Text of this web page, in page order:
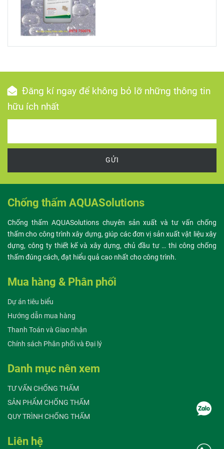
Đăng kí ngay để không bỏ lỡ những thông tin
hữu ích nhất
GỬI
Chống thấm AQUASolutions
Chống thấm AQUASolutions chuyên sản xuất và tư vấn chống
thấm cho công trình xây dựng, giúp các đơn vị sản xuất vật liệu xây
dựng, công ty thiết kế và xây dựng, chủ đầu tư … thi công chống
thấm đúng cách, đạt hiểu quả cao nhất cho công trình.
Mua hàng & Phân phối
Dự án tiêu biểu
Hướng dẫn mua hàng
Thanh Toán và Giao nhận
Chính sách Phân phối và Đại lý
Danh mục nên xem
TƯ VẤN CHỐNG THẤM
SẢN PHẨM CHỐNG THẤM
QUY TRÌNH CHỐNG THẤM
Liên hệ